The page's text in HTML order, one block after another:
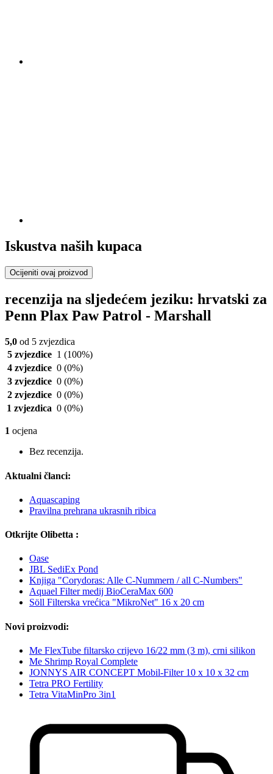
Iskustva naših kupaca
Ocijeniti ovaj proizvod
recenzija na sljedećem jeziku: hrvatski za
Penn Plax Paw Patrol - Marshall
5,0 od 5 zvjezdica
5 zvjezdice 1 (100%)
4 zvjezdice 0 (0%)
3 zvjezdice 0 (0%)
2 zvjezdice 0 (0%)
1 zvjezdica 0 (0%)
1 ocjena
Bez recenzija.
Aktualni članci:
Aquascaping
Pravilna prehrana ukrasnih ribica
Otkrijte Olibetta :
Oase
JBL SediEx Pond
Knjiga "Corydoras: Alle C-Nummern / all C-Numbers"
Aquael Filter medij BioCeraMax 600
Söll Filterska vrećica "MikroNet" 16 x 20 cm
Novi proizvodi:
Me FlexTube filtarsko crijevo 16/22 mm (3 m), crni silikon
Me Shrimp Royal Complete
JONNYS AIR CONCEPT Mobil-Filter 10 x 10 x 32 cm
Tetra PRO Fertility
Tetra VitaMinPro 3in1